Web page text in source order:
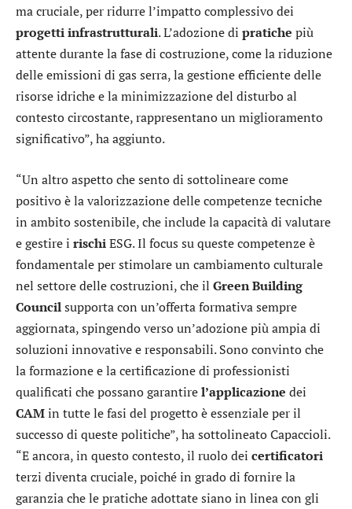
ma cruciale, per ridurre l’impatto complessivo dei
progettiinfrastrutturali. L’adozione di pratiche più
attente durante la fase di costruzione, come la riduzione
delle emissioni di gas serra, la gestione efficiente delle
risorse idriche e la minimizzazione del disturbo al
contesto circostante, rappresentano un miglioramento
significativo”, ha aggiunto.
“Un altro aspetto che sento di sottolineare come
positivo è la valorizzazione delle competenze tecniche
in ambito sostenibile, che include la capacità di valutare
e gestire i rischiESG. Il focus su queste competenze è
fondamentale per stimolare un cambiamento culturale
nel settore delle costruzioni, che il Green Building
Councilsupporta con un’offerta formativa sempre
aggiornata, spingendo verso un’adozione più ampia di
soluzioni innovative e responsabili. Sono convinto che
la formazione e la certificazione di professionisti
qualificati che possano garantirel’applicazione dei
CAMin tutte le fasi del progetto è essenziale per il
successo di queste politiche”, ha sottolineato Capaccioli.
“E ancora, in questo contesto, il ruolo dei certificatori
terzi diventa cruciale, poiché in grado di fornire la
garanzia che le pratiche adottate siano in linea con gli